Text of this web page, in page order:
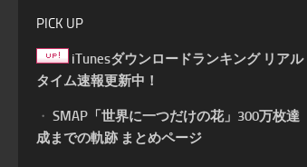
PICK UP
iTunesダウンロードランキング リアル
タイム速報更新中！
・ SMAP「世界に一つだけの花」300万枚達
成までの軌跡 まとめページ